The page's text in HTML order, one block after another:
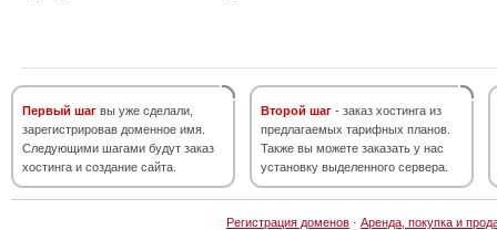
Первый шаг вы уже сделали,
зарегистрировав доменное имя.
Следующими шагами будут заказ
хостинга и создание сайта.
Второй шаг - заказ хостинга из
предлагаемых тарифных планов.
Также вы можете заказать у нас
установку выделенного сервера.
Регистрация доменов · Аренда, покупка и